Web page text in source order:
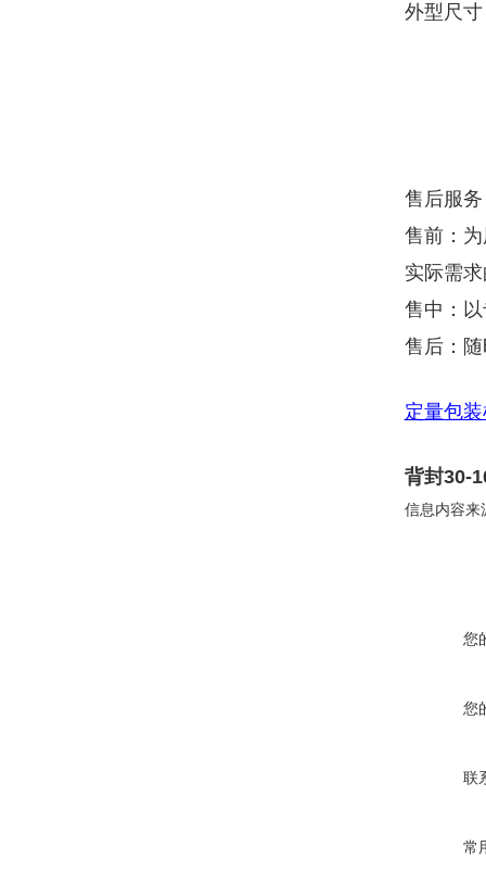
外型尺
售后服
售前：
实际需
售中：
售后：
定量包
背封30-
信息内容来
您
您
联
常